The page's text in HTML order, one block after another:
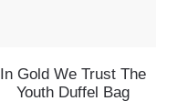
In Gold We Trust The
Youth Duffel Bag